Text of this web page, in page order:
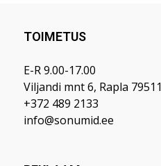
TOIMETUS
E-R 9.00-17.00
Viljandi mnt 6, Rapla 79511
+372 489 2133
info@sonumid.ee